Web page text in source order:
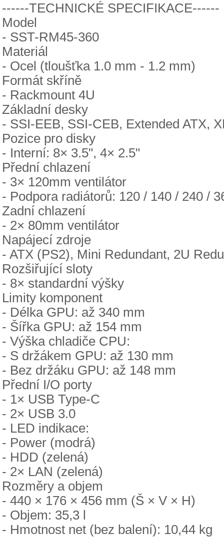
------TECHNICKÉ SPECIFIKACE------
Model
- SST-RM45-360
Materiál
- Ocel (tloušťka 1.0 mm - 1.2 mm)
Formát skříně
- Rackmount 4U
Základní desky
- SSI-EEB, SSI-CEB, Extended ATX,
Pozice pro disky
- Interní: 8× 3.5", 4× 2.5"
Přední chlazení
- 3× 120mm ventilátor
- Podpora radiátorů: 120 / 140 / 240 /
Zadní chlazení
- 2× 80mm ventilátor
Napájecí zdroje
- ATX (PS2), Mini Redundant, 2U
Rozšiřující sloty
- 8× standardní výšky
Limity komponent
- Délka GPU: až 340 mm
- Šířka GPU: až 154 mm
- Výška chladiče CPU:
- S držákem GPU: až 130 mm
- Bez držáku GPU: až 148 mm
Přední I/O porty
- 1× USB Type-C
- 2× USB 3.0
- LED indikace:
- Power (modrá)
- HDD (zelená)
- 2× LAN (zelená)
Rozměry a objem
- 440 × 176 × 456 mm (Š × V × H)
- Objem: 35,3 l
- Hmotnost net (bez balení): 10,44 kg